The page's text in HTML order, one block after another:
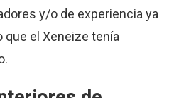
y/o de experiencia ya
que el Xeneize tenía